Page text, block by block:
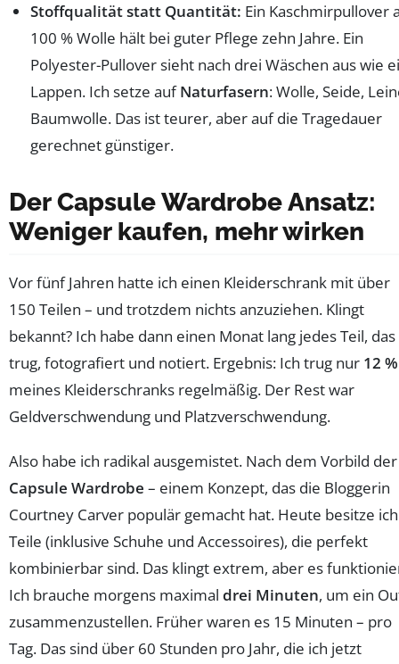
Stoffqualität statt Quantität: Ein Kaschmirpullover
100 % Wolle hält bei guter Pflege zehn Jahre. Ein
Polyester-Pullover sieht nach drei Wäschen aus wie
Lappen. Ich setze aufNaturfasern: Wolle, Seide,
Baumwolle. Das ist teurer, aber auf die Tragedauer
gerechnet günstiger.
Der Capsule Wardrobe Ansatz:
Weniger kaufen, mehr wirken
Vor fünf Jahren hatte ich einen Kleiderschrank mit über
150 Teilen – und trotzdem nichts anzuziehen. Klingt
bekannt? Ich habe dann einen Monat lang jedes Teil, das
trug, fotografiert und notiert. Ergebnis: Ich trug nur 12 %
meines Kleiderschranks regelmäßig. Der Rest war
Geldverschwendung und Platzverschwendung.
Also habe ich radikal ausgemistet. Nach dem Vorbild der
Capsule Wardrobe – einem Konzept, das die Bloggerin
Courtney Carver populär gemacht hat. Heute besitze
Teile (inklusive Schuhe und Accessoires), die perfekt
kombinierbar sind. Das klingt extrem, aber es
Ich brauche morgens maximal drei Minuten, um ein
zusammenzustellen. Früher waren es 15 Minuten – pro
Tag. Das sind über 60 Stunden pro Jahr, die ich jetzt